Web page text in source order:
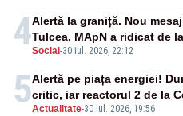
4Social -30 iul. 2026, 22:12
Alertă la graniță. Nou
Tulcea. MApN a ridicat de
5Actualitate-30 iul. 2026, 19:56
Alertă pe piața energiei!
critic, iar reactorul 2 de la